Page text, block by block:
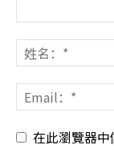
在此瀏覽器中